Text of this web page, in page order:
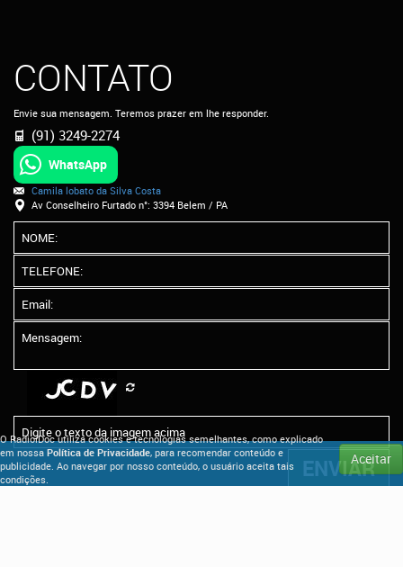
CONTATO
Envie sua mensagem. Teremos prazer em lhe responder.
(91) 3249-2274
WhatsApp
Camila lobato da Silva Costa
Av Conselheiro Furtado n°: 3394 Belem / PA
O RadioiDoc utiliza cookies e tecnologias semelhantes, como explicado
em nossaPolítica de Privacidade, para recomendar conteúdo e
publicidade. Ao navegar por nosso conteúdo, o usuário aceita tais
condições.
Aceitar